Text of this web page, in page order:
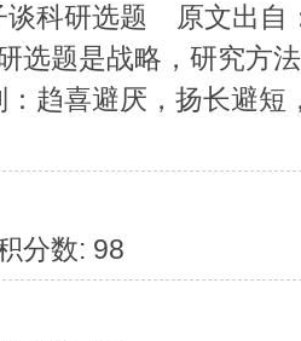
谈科研选题 原文出自
选题是战略，研究方
趋喜避厌，扬长避
分数: 98